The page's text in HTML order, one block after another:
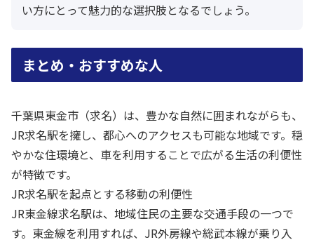
い方にとって魅力的な選択肢となるでしょう。
まとめ・おすすめな人
千葉県東金市（求名）は、豊かな自然に囲まれながらも、
JR求名駅を擁し、都心へのアクセスも可能な地域です。穏
やかな住環境と、車を利用することで広がる生活の利便性
が特徴です。
JR求名駅を起点とする移動の利便性
JR東金線求名駅は、地域住民の主要な交通手段の一つで
す。東金線を利用すれば、JR外房線や総武本線が乗り入